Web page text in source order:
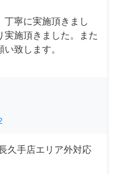
丁寧に実施頂きまし
実施頂きました。また
致します。
久手店エリア外対応